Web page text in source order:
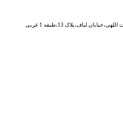
لباف،پلاک 13،طبقه 1 غربی